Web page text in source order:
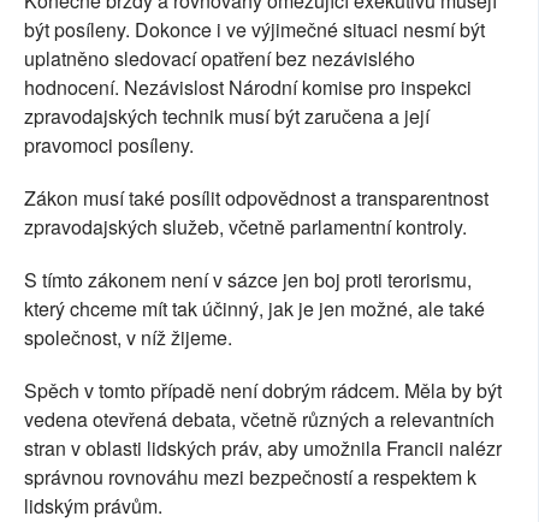
být posíleny. Dokonce i ve výjimečné situaci nesmí být
uplatněno sledovací opatření bez nezávislého
hodnocení. Nezávislost Národní komise pro inspekci
zpravodajských technik musí být zaručena a její
pravomoci posíleny.
Zákon musí také posílit odpovědnost a transparentnost
zpravodajských služeb, včetně parlamentní kontroly.
S tímto zákonem není v sázce jen boj proti terorismu,
který chceme mít tak účinný, jak je jen možné, ale také
společnost, v níž žijeme.
Spěch v tomto případě není dobrým rádcem. Měla by být
vedena otevřená debata, včetně různých a relevantních
stran v oblasti lidských práv, aby umožnila Francii nalézr
správnou rovnováhu mezi bezpečností a respektem k
lidským právům.